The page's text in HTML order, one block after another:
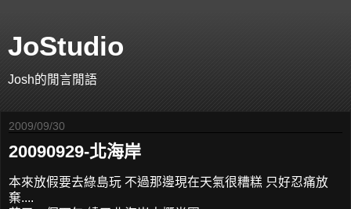
JoStudio
Josh的閒言閒語
2009/09/30
20090929-北海岸
本來放假要去綠島玩 不過那邊現在天氣很糟糕 只好忍痛放
棄....